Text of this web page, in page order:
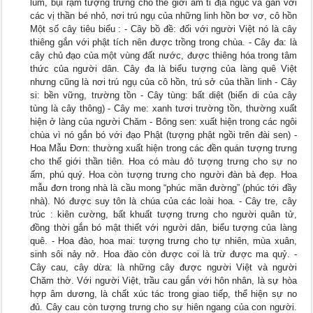
lùm, bụi rậm tượng trưng cho thế giới âm ti địa ngục và gắn với
các vị thần bé nhỏ, nơi trú ngụ của những linh hồn bơ vơ, cô hồn
Một số cây tiêu biểu : - Cây bồ đề: đối với người Việt nó là cây
thiêng gắn với phật tích nên được trồng trong chùa. - Cây đa: là
cây chủ đạo của một vùng đất nước, được thiêng hóa trong tâm
thức của người dân. Cây đa là biểu tượng của làng quê Việt
nhưng cũng là nơi trú ngụ của cô hồn, trú sở của thần linh - Cây
si: bền vững, trường tồn - Cây tùng: bất diệt (biến di của cây
tùng là cây thông) - Cây me: xanh tươi trường tồn, thường xuất
hiện ở làng của người Chăm - Bông sen: xuất hiện trong các ngôi
chùa vì nó gắn bó với đạo Phật (tượng phật ngồi trên đài sen) -
Hoa Mẫu Đơn: thường xuất hiện trong các đền quán tượng trưng
cho thế giới thần tiên. Hoa có màu đỏ tượng trưng cho sự no
ấm, phú quý. Hoa còn tượng trưng cho người đàn bà đẹp. Hoa
mẫu đơn trong nhà là cầu mong “phúc mãn đường” (phúc tới đầy
nhà). Nó được suy tôn là chúa của các loài hoa. - Cây tre, cây
trúc : kiên cường, bất khuất tượng trưng cho người quân tử,
đồng thời gắn bó mật thiết với người dân, biểu tượng của làng
quê. - Hoa đào, hoa mai: tượng trưng cho tự nhiên, mùa xuân,
sinh sôi nảy nở. Hoa đào còn được coi là trừ được ma quỷ. -
Cây cau, cây dừa: là những cây được người Việt và người
Chăm thờ. Với người Việt, trầu cau gắn với hôn nhân, là sự hòa
hợp âm dương, là chất xúc tác trong giao tiếp, thể hiện sự no
đủ. Cây cau còn tượng trưng cho sự hiên ngang của con người.